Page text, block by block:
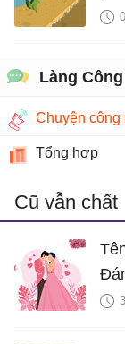
Làng
Chuyện công
Tổng hợp
Cũ vẫn chất
là